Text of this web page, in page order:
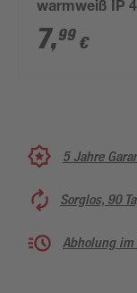
warmweiß IP
x 44 cm
7,99 €
5 Jahre
Sorglos, 90
Abholung